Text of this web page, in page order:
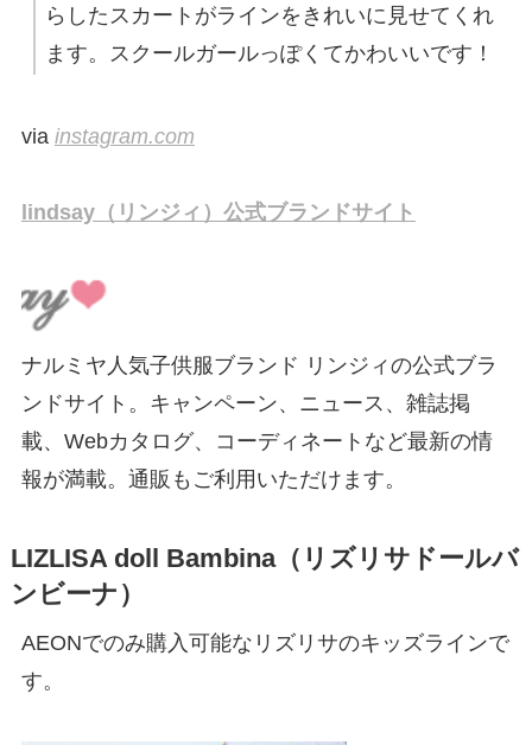
らしたスカートがラインをきれいに見せてくれ
ます。スクールガールっぽくてかわいいです！
via instagram.com
lindsay（リンジィ）公式ブランドサイト
ナルミヤ人気子供服ブランド リンジィの公式ブラ
ンドサイト。キャンペーン、ニュース、雑誌掲
載、Webカタログ、コーディネートなど最新の情
報が満載。通販もご利用いただけます。
LIZLISA doll Bambina（リズリサドールバ
ンビーナ）
AEONでのみ購入可能なリズリサのキッズラインで
す。